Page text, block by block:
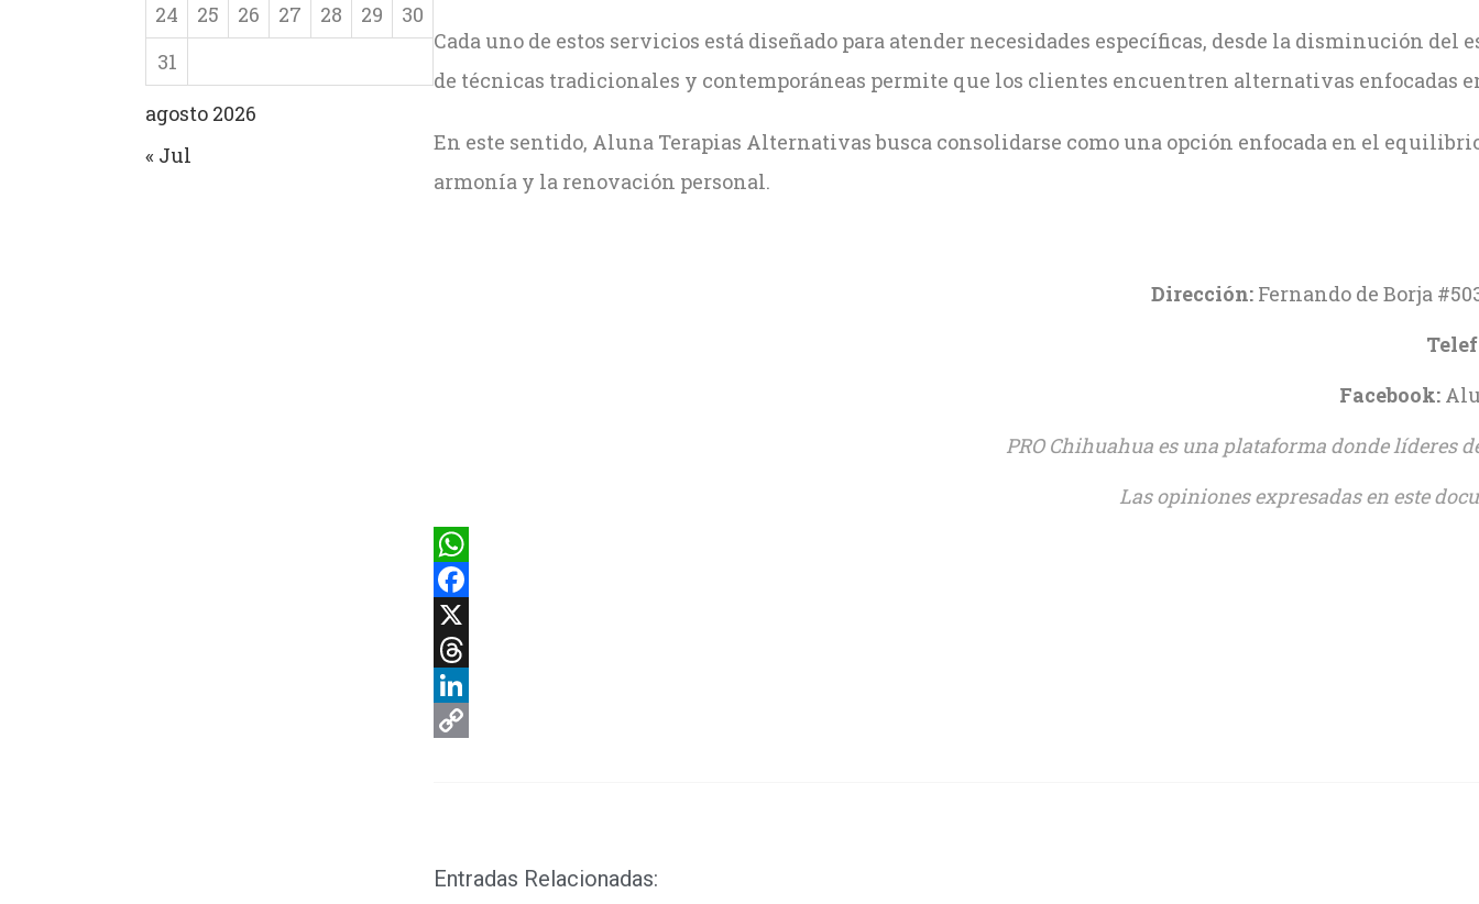
agosto 2026
24
25 26 27 28 29
30
31
« Jul
Cada uno de estos servicios está diseñado para atender necesidades específicas, desde la disminución
de técnicas tradicionales y contemporáneas permite que los clientes encuentren alternativas enfocadas
En este sentido, Aluna Terapias Alternativas busca consolidarse como una opción enfocada en el
armonía y la renovación personal.
Dirección:Fernando de Borja
Facebook:
PRO Chihuahua es una plataforma donde líderes
Las opiniones expresadas en este
WhatsApp
Facebook
X
Threads
LinkedIn
Entradas Relacionadas: